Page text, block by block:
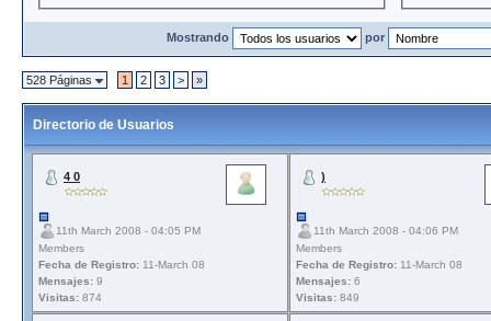
Mostrando por
528 Páginas 1 2 3 > »
Directorio de Usuarios
4 0
11th March 2008 - 04:05 PM
Members
Fecha de Registro: 11-March 08
Mensajes: 9
Visitas: 874
)
11th March 2008 - 04:06 PM
Members
Fecha de Registro: 11-March 08
Mensajes: 6
Visitas: 849